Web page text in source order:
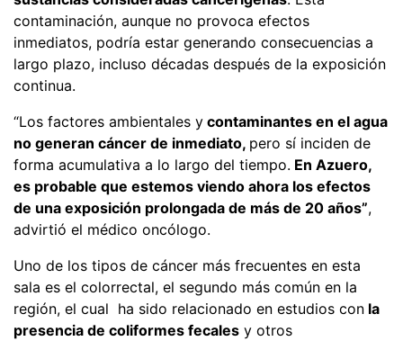
contaminación, aunque no provoca efectos
inmediatos, podría estar generando consecuencias a
largo plazo, incluso décadas después de la exposición
continua.
“Los factores ambientales y contaminantes en el agua
no generan cáncer de inmediato, pero sí inciden de
forma acumulativa a lo largo del tiempo. En Azuero,
es probable que estemos viendo ahora los efectos
de una exposición prolongada de más de 20 años”,
advirtió el médico oncólogo.
Uno de los tipos de cáncer más frecuentes en esta
sala es el colorrectal, el segundo más común en la
región, el cual ha sido relacionado en estudios con la
presencia de coliformes fecales y otros